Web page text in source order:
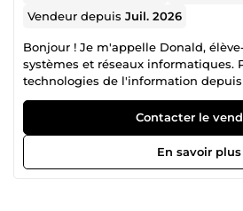
Vendeur depuisJuil. 2026
Bonjour ! Je m'appelle Donald, élève-ingénieur en
systèmes et réseaux informatiques.
technologies de l'information depuis
acquis au fil des années une solide
que ce soit en aidant les gens en
résolvant des problèmes à distance.
simple : offrir à chaque fois un
grande qualité. N’hésitez pas à me
Contacter le
En savoir plus